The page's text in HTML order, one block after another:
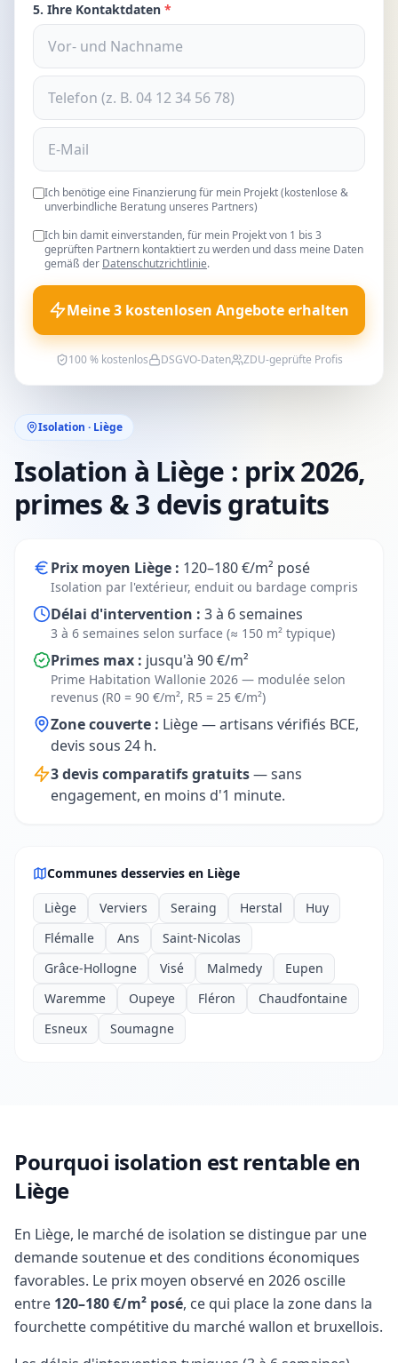
Isolation · Liège
Isolation à Liège : prix 2026,
primes & 3 devis gratuits
Prix moyen Liège : 120–180 €/m² posé
Isolation par l'extérieur, enduit ou bardage compris
Délai d'intervention : 3 à 6 semaines
3 à 6 semaines selon surface (≈ 150 m² typique)
Primes max : jusqu'à 90 €/m²
Prime Habitation Wallonie 2026 — modulée selon
revenus (R0 = 90 €/m², R5 = 25 €/m²)
Zone couverte : Liège — artisans vérifiés BCE,
devis sous 24 h.
3 devis comparatifs gratuits— sans
engagement, en moins d'1 minute.
Communes desservies en Liège
Liège Verviers Seraing Herstal
Huy
Flémalle
Ans
Saint-Nicolas
Grâce-Hollogne
Visé Malmedy
Eupen
Waremme
Oupeye Fléron
Chaudfontaine
Esneux
Soumagne
5. Ihre Kontaktdaten *
Ich benötige eine Finanzierung für mein Projekt (kostenlose &
unverbindliche Beratung unseres Partners)
Ich bin damit einverstanden, für mein Projekt von 1 bis 3
geprüften Partnern kontaktiert zu werden und dass meine Daten
gemäß der Datenschutzrichtlinie.
Meine 3 kostenlosen Angebote erhalten
100 % kostenlos DSGVO-Daten ZDU-geprüfte Profis
Pourquoi isolation est rentable en
Liège
En Liège, le marché de isolation se distingue par une
demande soutenue et des conditions économiques
favorables. Le prix moyen observé en 2026 oscille
entre 120–180 €/m² posé, ce qui place la zone dans la
fourchette compétitive du marché wallon et bruxellois.